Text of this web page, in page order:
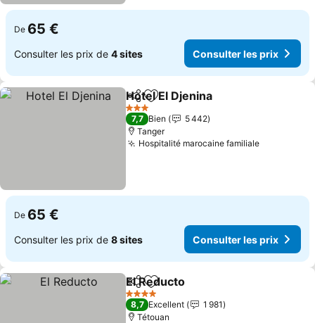
De 65 €
Consulter les prix de 4 sites Consulter les prix
PartagerAjouter à mes favoris
Hotel El Djenina
3 Étoiles
7,7 Bien
5 442
Tanger
Hospitalité marocaine familiale
De 65 €
Consulter les prix de 8 sites Consulter les prix
PartagerAjouter à mes favoris
El Reducto
4 Étoiles
8,7 Excellent
1 981
Tétouan